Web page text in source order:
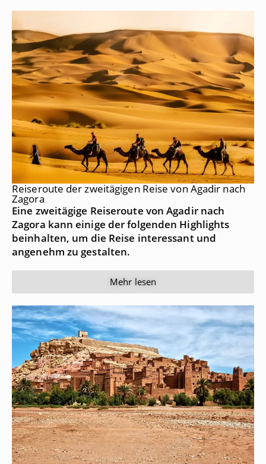
Reiseroute der zweitägigen Reise von Agadir nach
Zagora
Eine zweitägige Reiseroute von Agadir nach
Zagora kann einige der folgenden Highlights
beinhalten, um die Reise interessant und
angenehm zu gestalten.
Mehr lesen